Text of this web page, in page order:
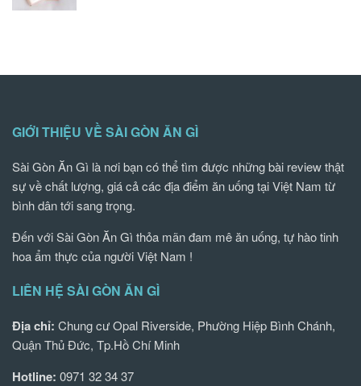
GIỚI THIỆU VỀ SÀI GÒN ĂN GÌ
Sài Gòn Ăn Gì là nơi bạn có thể tìm được những bài review thật
sự về chất lượng, giá cả các địa điểm ăn uống tại Việt Nam từ
bình dân tới sang trọng.
Đến với Sài Gòn Ăn Gì thỏa mãn đam mê ăn uống, tự hào tinh
hoa ẩm thực của người Việt Nam !
LIÊN HỆ SÀI GÒN ĂN GÌ
Địa chỉ: Chung cư Opal Riverside, Phường Hiệp Bình Chánh,
Quận Thủ Đức, Tp.Hồ Chí Minh
Hotline: 0971 32 34 37